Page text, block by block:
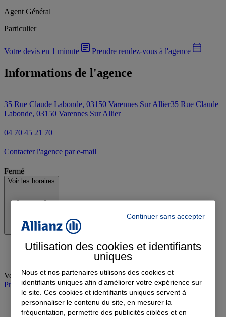
Agent Général
Particulier
Votre devis en 1 minute Prendre rendez-vous à l'agence
Informations de l'agence
35 Rue Claude Labonde, 03150 Varennes Sur Allier35 Rue Claude
Labonde, 03150 Varennes Sur Allier
04 70 45 21 70
Contacter l'agence par e-mail
Fermé
Voir les horaires
Vendredi: 09:00-12:00, 14:00-17:00
Prendre rendez-vous à l'agence
Continuer sans accepter
Utilisation des cookies et identifiants
uniques
Nous et nos partenaires utilisons des cookies et
identifiants uniques afin d'améliorer votre expérience sur
le site. Ces cookies et identifiants uniques servent à
personnaliser le contenu du site, en mesurer la
fréquentation, permettre des publicités ciblées et en